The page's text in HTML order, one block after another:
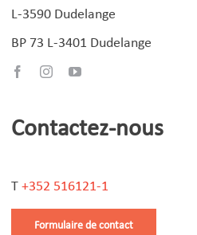
L-3590 Dudelange
BP 73 L-3401 Dudelange
Contactez-nous
T +352 516121-1
Formulaire de contact